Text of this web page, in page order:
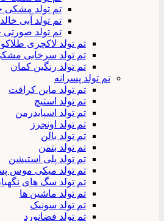
تم تولد مشکی
تم تولد آبی
تم تولد صورتی
تم تولد لاکچری
تم تولد سرخابی
تم تولد رنگین کمان
تم تولد پسرانه
تم تولد ماین کرافت
تم تولد استیچ
تم تولد اسپایدرمن
تم تولد اونجرز
تم تولد بالن
تم تولد بتمن
تم تولد پلی استیشن
تم تولد میکی موس
تم تولد سگ های
تم تولد ماشین ها
تم تولد سونیک
تم تولد فضانورد